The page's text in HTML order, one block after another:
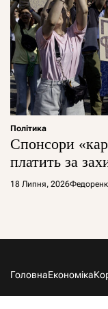
Політика
Спонсори
платить за
18 Липня, 2026
ГоловнаЕкономіка